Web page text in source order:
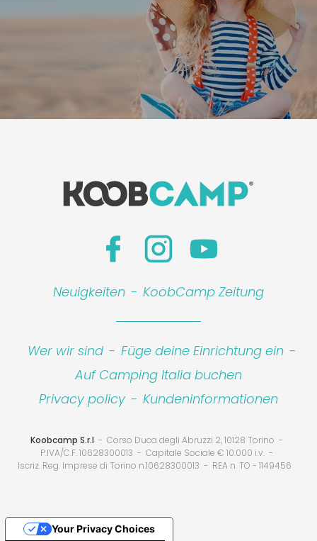
Neuigkeiten - KoobCamp Zeitung
Wer wir sind - Füge deine Einrichtung ein -
Auf Camping Italia buchen
Privacy policy - Kundeninformationen
Koobcamp S.r.l
Corso Duca degli Abruzzi 2, 10128 Torino
P.IVA/C.F. 10628300013
Capitale Sociale € 10.000 i.v.
Iscriz. Reg. Imprese di Torino n.10628300013
REA n. TO - 1149456
Your Privacy Choices